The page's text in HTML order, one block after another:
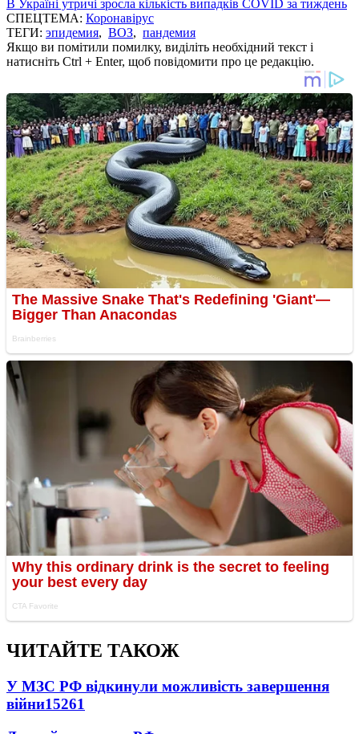
В Україні утричі зросла кількість випадків COVID за тиждень
СПЕЦТЕМА: Коронавірус
ТЕГИ: эпидемия, ВОЗ, пандемия
Якщо ви помітили помилку, виділіть необхідний текст і
натисніть Ctrl + Enter, щоб повідомити про це редакцію.
ЧИТАЙТЕ ТАКОЖ
У МЗС РФ відкинули можливість завершення
війни15261